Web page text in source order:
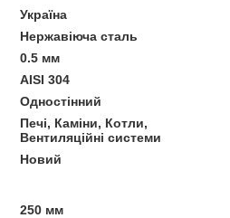
Україна
Нержавіюча сталь
0.5 мм
AISI 304
Одностінний
Печі, Каміни, Котли,
Вентиляційні системи
Новий
250 мм